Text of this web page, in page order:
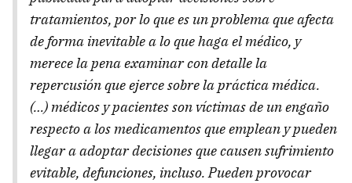
tratamientos, por lo que es un problema que afecta
de forma inevitable a lo que haga el médico, y
merece la pena examinar con detalle la
repercusión que ejerce sobre la práctica médica.
(…) médicos y pacientes son víctimas de un engaño
respecto a los medicamentos que emplean y pueden
llegar a adoptar decisiones que causen sufrimiento
evitable, defunciones, incluso. Pueden provocar